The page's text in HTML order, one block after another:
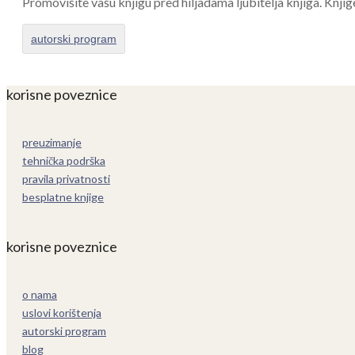
autorski program
korisne poveznice
preuzimanje
tehnička podrška
pravila privatnosti
besplatne knjige
korisne poveznice
o nama
uslovi korištenja
autorski program
blog